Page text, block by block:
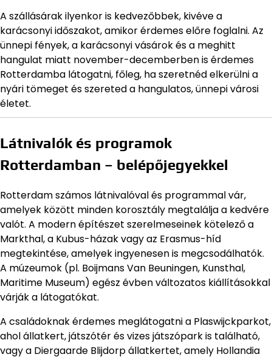
A szállásárak ilyenkor is kedvezőbbek, kivéve a
karácsonyi időszakot, amikor érdemes előre foglalni. Az
ünnepi fények, a karácsonyi vásárok és a meghitt
hangulat miatt november-decemberben is érdemes
Rotterdamba látogatni, főleg, ha szeretnéd elkerülni a
nyári tömeget és szereted a hangulatos, ünnepi városi
életet.
Látnivalók és programok
Rotterdamban – belépőjegyekkel
Rotterdam számos látnivalóval és programmal vár,
amelyek között minden korosztály megtalálja a kedvére
valót. A modern építészet szerelmeseinek kötelező a
Markthal, a Kubus-házak vagy az Erasmus-híd
megtekintése, amelyek ingyenesen is megcsodálhatók.
A múzeumok (pl. Boijmans Van Beuningen, Kunsthal,
Maritime Museum) egész évben változatos kiállításokkal
várják a látogatókat.
A családoknak érdemes meglátogatni a Plaswijckparkot,
ahol állatkert, játszótér és vizes játszópark is található,
vagy a Diergaarde Blijdorp állatkertet, amely Hollandia